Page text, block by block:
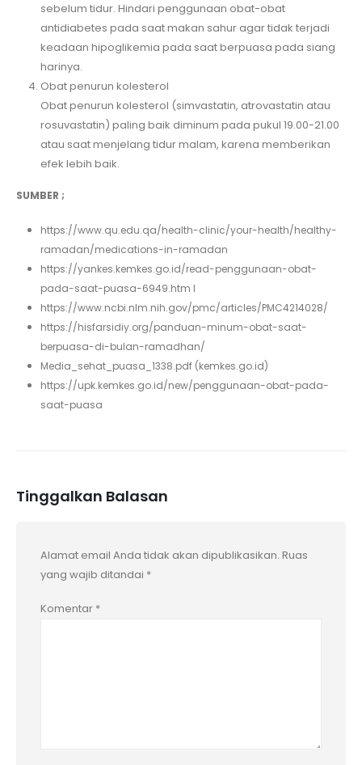
sebelum tidur. Hindari penggunaan obat-obat
antidiabetes pada saat makan sahur agar tidak terjadi
keadaan hipoglikemia pada saat berpuasa pada siang
harinya.
Obat penurun kolesterol
Obat penurun kolesterol (simvastatin, atrovastatin atau
rosuvastatin) paling baik diminum pada pukul 19.00-21.00
atau saat menjelang tidur malam, karena memberikan
efek lebih baik.
SUMBER ;
https://www.qu.edu.qa/health-clinic/your-health/healthy-
ramadan/medications-in-ramadan
https://yankes.kemkes.go.id/read-penggunaan-obat-
pada-saat-puasa-6949.htm l
https://www.ncbi.nlm.nih.gov/pmc/articles/PMC4214028/
https://hisfarsidiy.org/panduan-minum-obat-saat-
berpuasa-di-bulan-ramadhan/
Media_sehat_puasa_1338.pdf (kemkes.go.id)
https://upk.kemkes.go.id/new/penggunaan-obat-pada-
saat-puasa
Tinggalkan Balasan
Alamat email Anda tidak akan dipublikasikan. Ruas
yang wajib ditandai *
Komentar *